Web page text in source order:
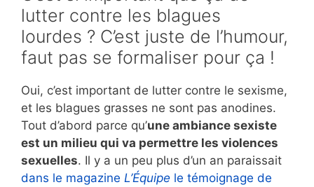
lutter contre les blagues
lourdes ? C’est juste de l’humour,
faut pas se formaliser pour ça !
Oui, c’est important de lutter contre le sexisme,
et les blagues grasses ne sont pas anodines.
Tout d’abord parce qu’une ambiance sexiste
est un milieu qui va permettre les violences
sexuelles. Il y a un peu plus d’un an paraissait
dans le magazine L’Équipe le témoignage de